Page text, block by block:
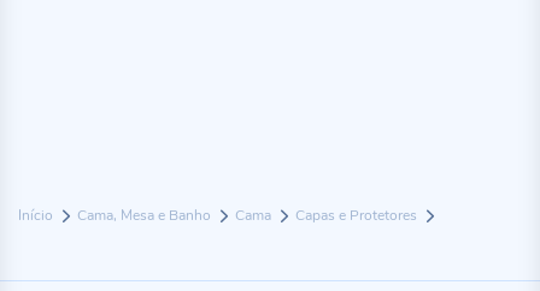
Início Cama, Mesa e Banho Cama Capas e Protetores